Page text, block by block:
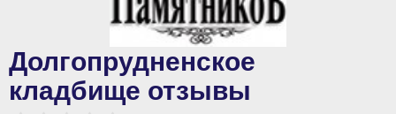
Долгопрудненское
кладбище отзывы